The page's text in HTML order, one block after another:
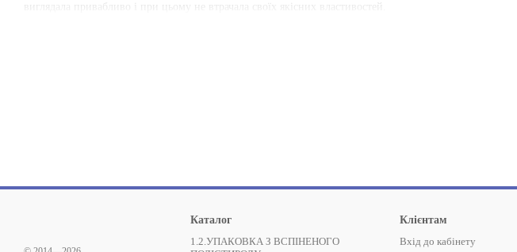
виглядала привабливо і при цьому не втрачала своїх якісних властивостей.
Каталог
1.2.УПАКОВКА З ВСПІНЕНОГО
Клієнтам
Вхід до кабінету